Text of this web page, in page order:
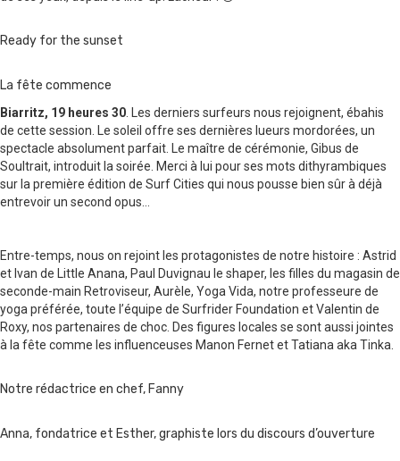
Ready for the sunset
La fête commence
Biarritz, 19 heures 30 . Les derniers surfeurs nous rejoignent, ébahis
de cette session. Le soleil offre ses dernières lueurs mordorées, un
spectacle absolument parfait. Le maître de cérémonie, Gibus de
Soultrait, introduit la soirée. Merci à lui pour ses mots dithyrambiques
sur la première édition de Surf Cities qui nous pousse bien sûr à déjà
entrevoir un second opus…
Entre-temps, nous on rejoint les protagonistes de notre histoire : Astrid
et Ivan de Little Anana, Paul Duvignau le shaper, les filles du magasin de
seconde-main Retroviseur, Aurèle, Yoga Vida, notre professeure de
yoga préférée, toute l’équipe de Surfrider Foundation et Valentin de
Roxy, nos partenaires de choc. Des figures locales se sont aussi jointes
à la fête comme les influenceuses Manon Fernet et Tatiana aka Tinka.
Notre rédactrice en chef, Fanny
Anna, fondatrice et Esther, graphiste lors du discours d’ouverture